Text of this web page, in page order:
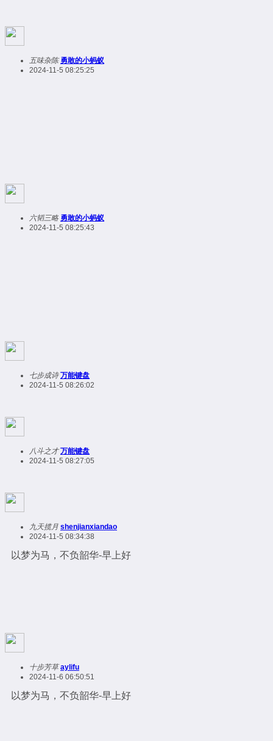
五味杂陈 勇敢的小蚂蚁
2024-11-5 08:25:25
六韬三略 勇敢的小蚂蚁
2024-11-5 08:25:43
七步成诗 万能键盘
2024-11-5 08:26:02
八斗之才 万能键盘
2024-11-5 08:27:05
九天揽月 shenjianxiandao
2024-11-5 08:34:38
以梦为马，不负韶华-早上好
十步芳草 aylifu
2024-11-6 06:50:51
以梦为马，不负韶华-早上好